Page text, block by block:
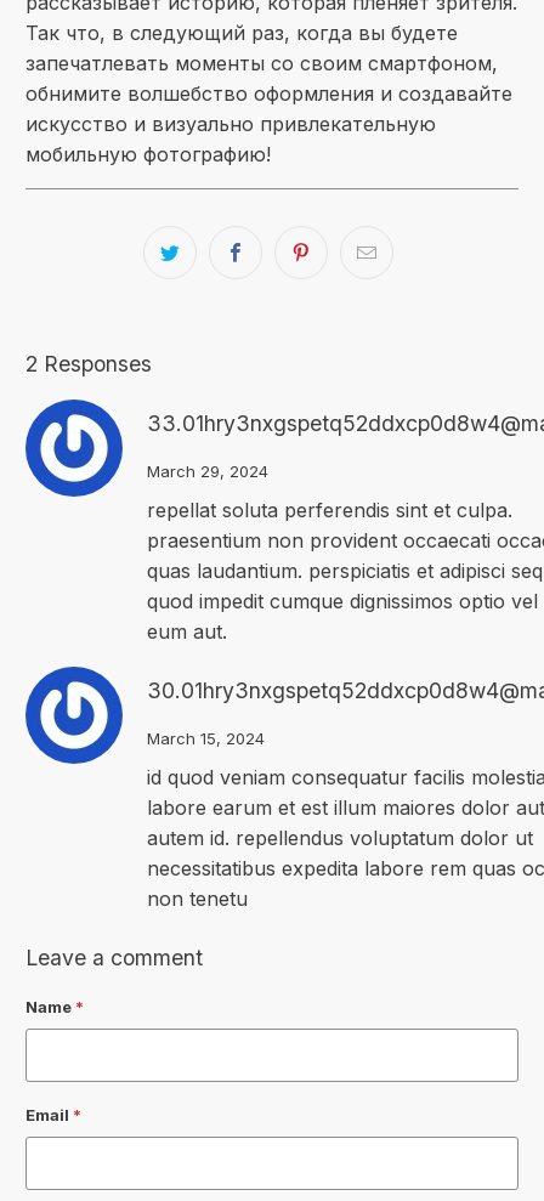
Так что, в следующий раз, когда вы будете
запечатлевать моменты со своим смартфоном,
обнимите волшебство оформления и создавайте
искусство и визуально привлекательную
мобильную фотографию!
2 Responses
March 29, 2024
repellat soluta perferendis sint et culpa.
praesentium non provident occaecati
quas laudantium. perspiciatis et adipisci
quod impedit cumque dignissimos optio
eum aut.
March 15, 2024
id quod veniam consequatur facilis
labore earum et est illum maiores dolor
autem id. repellendus voluptatum dolor ut
necessitatibus expedita labore rem quas
non tenetu
Leave a comment
Name *
Email *